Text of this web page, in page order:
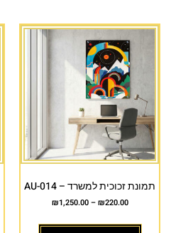
תמונת זכוכית למשרד – AU-014
₪220.00
–
₪1,250.00